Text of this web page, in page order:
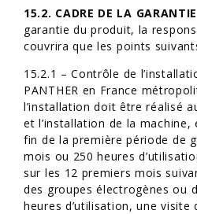
15.2. CADRE DE LA
garantie du produit, la
couvrira que les points
15.2.1 – Contrôle de
PANTHER en France
l’installation doit être réalisé
et l’installation de la
fin de la première période de
mois ou 250 heures
sur les 12 premiers mois
des groupes électrogènes ou
heures d’utilisation, une visite